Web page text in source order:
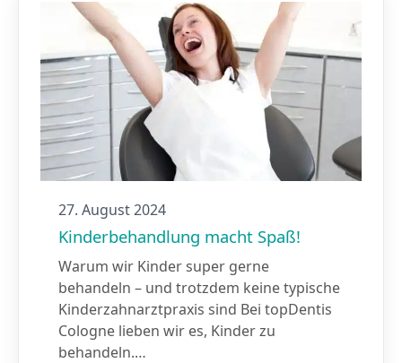
27. August 2024
Kinderbehandlung macht Spaß!
Warum wir Kinder super gerne
behandeln – und trotzdem keine typische
Kinderzahnarztpraxis sind Bei topDentis
Cologne lieben wir es, Kinder zu
behandeln.…